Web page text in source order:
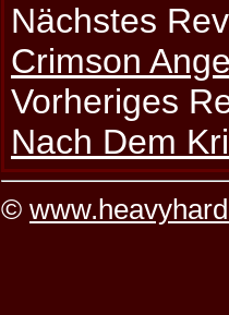
Nächstes
Crimson
Vorheriges
Nach Dem
©